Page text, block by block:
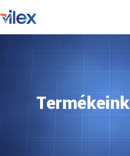
Termékeink